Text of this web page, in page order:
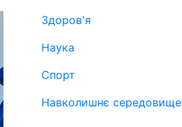
Здоров'я
Наука
Спорт
Навколишнє середовище